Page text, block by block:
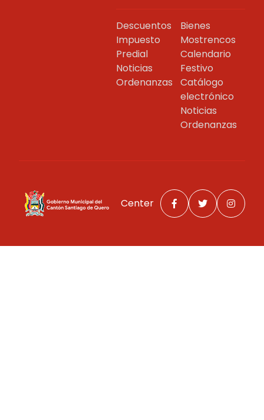
Descuentos
Impuesto
Predial
Noticias
Ordenanzas
Bienes
Mostrencos
Calendario
Festivo
Catálogo
electrónico
Noticias
Ordenanzas
Center